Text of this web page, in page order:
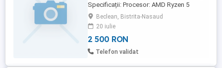
Specificații: Procesor: AMD Ryzen 5
5600H (3.30 GHz) Placă video: NVIDIA
GeForce GTX 1650 4 GB + Radeon
Graphics RAM: 16 GB DDR4 3200 MHz
SSD: 512 GB (477 GB disponibili) Ecran
15.6" Tastatură iluminată Windows
Beclean, Bistrita-Nasaud
20 iulie
2 500 RON
Telefon validat